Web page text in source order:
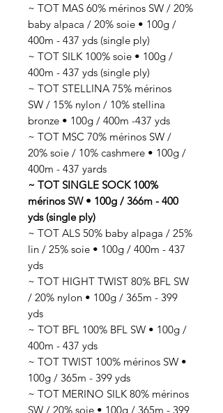
~ TOT MAS 60% mérinos SW / 20%
baby alpaca / 20% soie • 100g /
400m - 437 yds (single ply)
~ TOT SILK 100% soie • 100g /
400m - 437 yds (single ply)
~ TOT STELLINA 75% mérinos
SW / 15% nylon / 10% stellina
bronze • 100g / 400m -437 yds
~ TOT MSC 70% mérinos SW /
20% soie / 10% cashmere • 100g /
400m - 437 yards
~ TOT SINGLE SOCK 100%
mérinos SW • 100g / 366m - 400
yds (single ply)
~ TOT ALS 50% baby alpaga / 25%
lin / 25% soie • 100g / 400m - 437
yds
~ TOT HIGHT TWIST 80% BFL SW
/ 20% nylon • 100g / 365m - 399
yds
~ TOT BFL 100% BFL SW • 100g /
400m - 437 yds
~ TOT TWIST 100% mérinos SW •
100g / 365m - 399 yds
~ TOT MERINO SILK 80% mérinos
SW / 20% soie • 100g / 365m - 399